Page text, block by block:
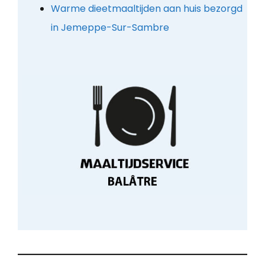
Warme dieetmaaltijden aan huis bezorgd
in Jemeppe-Sur-Sambre